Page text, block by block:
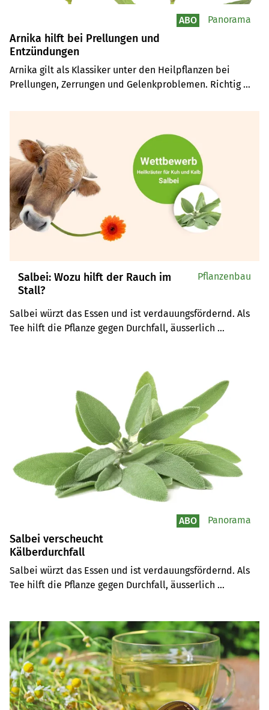
Arnika hilft bei Prellungen und
Entzündungen
Arnika gilt als Klassiker unter den Heilpflanzen bei
Prellungen, Zerrungen und Gelenkproblemen. Richtig
Heilung unterstützen, darf aber nicht ins Tier gelangen.
ABO Panorama
Salbei: Wozu hilft der Rauch im
Stall?
Salbei würzt das Essen und ist verdauungsfördernd. Als
Tee hilft die Pflanze gegen Durchfall, äusserlich
natürliches Pflegepaket von üsi drogerie.
Pflanzenbau
Salbei verscheucht
Kälberdurchfall
Salbei würzt das Essen und ist verdauungsfördernd. Als
Tee hilft die Pflanze gegen Durchfall, äusserlich
ABO Panorama